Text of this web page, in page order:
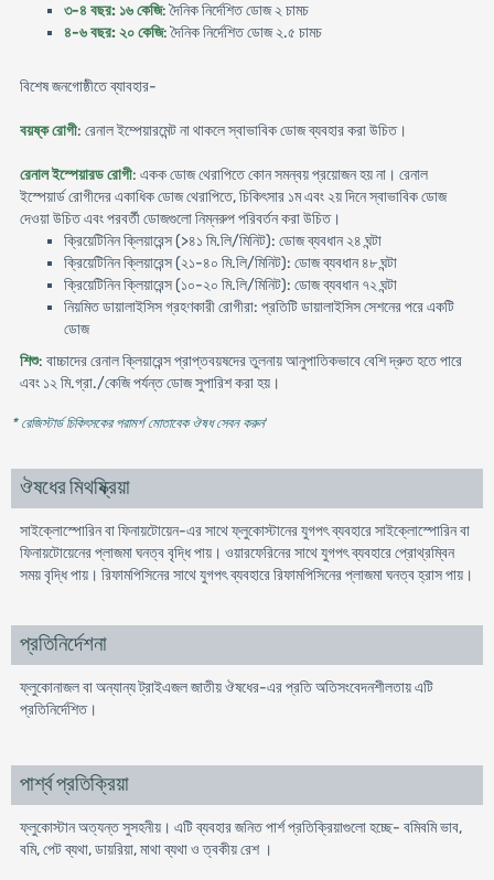
৩-৪ বছর: ১৬ কেজি: দৈনিক নির্দেশিত ডোজ ২ চামচ
৪-৬ বছর: ২০ কেজি: দৈনিক নির্দেশিত ডোজ ২.৫ চামচ
বিশেষ জনগোষ্ঠীতে ব্যাবহার-
বয়ষ্ক রোগী: রেনাল ইম্পেয়ারমেন্ট না থাকলে স্বাভাবিক ডোজ ব্যবহার করা উচিত।
রেনাল ইস্পেয়ারড রোগী: একক ডোজ থেরাপিতে কোন সমন্বয় প্রয়োজন হয় না। রেনাল
ইস্পেয়ার্ড রোগীদের একাধিক ডোজ থেরাপিতে, চিকিৎসার ১ম এবং ২য় দিনে স্বাভাবিক ডোজ
দেওয়া উচিত এবং পরবর্তী ডোজগুলো নিম্নরুপ পরিবর্তন করা উচিত।
ক্রিয়েটিনিন ক্লিয়ারেন্স (>৪১ মি.লি/মিনিট): ডোজ ব্যবধান ২৪ ঘন্টা
ক্রিয়েটিনিন ক্লিয়ারেন্স (২১-৪০ মি.লি/মিনিট): ডোজ ব্যবধান ৪৮ ঘন্টা
ক্রিয়েটিনিন ক্লিয়ারেন্স (১০-২০ মি.লি/মিনিট): ডোজ ব্যবধান ৭২ ঘন্টা
নিয়মিত ডায়ালাইসিস গ্রহণকারী রোগীরা: প্রতিটি ডায়ালাইসিস সেশনের পরে একটি
ডোজ
শিশু: বাচ্চাদের রেনাল ক্লিয়ারেন্স প্রাপ্তবয়ষদের তুলনায় আনুপাতিকভাবে বেশি দ্রুত হতে পারে
এবং ১২ মি.গ্রা./কেজি পর্যন্ত ডোজ সুপারিশ করা হয়।
* রেজিস্টার্ড চিকিৎসকের পরামর্শ মোতাবেক ঔষধ সেবন করুন'
ঔষধের মিথষ্ক্রিয়া
সাইক্লোস্পোরিন বা ফিনায়টোয়েন-এর সাথে ফ্লুকোস্টানের যুগপৎ ব্যবহারে সাইক্লোস্পোরিন বা
ফিনায়টোয়েনের প্লাজমা ঘনত্ব বৃদ্ধি পায়। ওয়ারফেরিনের সাথে যুগপৎ ব্যবহারে প্রোথ্রম্বিন
সময় বৃদ্ধি পায়। রিফামপিসিনের সাথে যুগপৎ ব্যবহারে রিফামপিসিনের প্লাজমা ঘনত্ব হ্রাস পায়।
প্রতিনির্দেশনা
ফ্লুকোনাজল বা অন্যান্য ট্রাইএজল জাতীয় ঔষধের-এর প্রতি অতিসংবেদনশীলতায় এটি
প্রতিনির্দেশিত।
পার্শ্ব প্রতিক্রিয়া
ফ্লুকোস্টান অত্যন্ত সুসহনীয়। এটি ব্যবহার জনিত পার্শ প্রতিক্রিয়াগুলো হচ্ছে- বমিবমি ভাব,
বমি, পেট ব্যথা, ডায়রিয়া, মাথা ব্যথা ও ত্বকীয় রেশ ।